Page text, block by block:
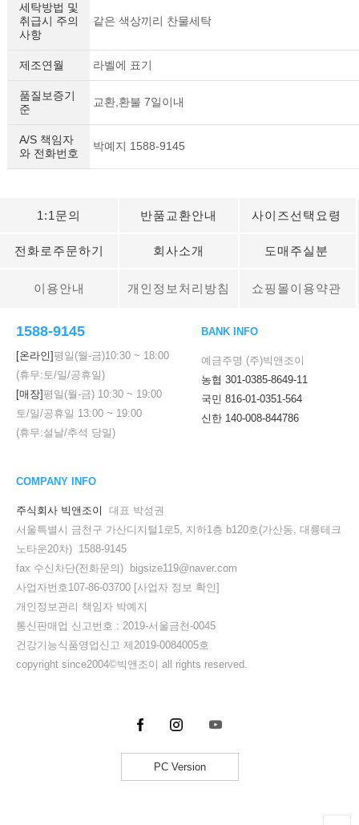
세탁방법 및
취급시 주의
사항
같은 색상끼리 찬물세탁
제조연월 라벨에 표기
품질보증기
준
교환,환불 7일이내
A/S 책임자
와 전화번호
박예지 1588-9145
1:1문의 반품교환안내 사이즈선택요령
전화로주문하기 회사소개 도매주실분
이용안내 개인정보처리방침 쇼핑몰이용약관
1588-9145
[온라인] 평일(월-금)10:30 ~ 18:00
(휴무:토/일/공휴일)
[매장] 평일(월-금) 10:30 ~ 19:00
토/일/공휴일 13:00 ~ 19:00
(휴무:설날/추석 당일)
BANK INFO
예금주명 (주)빅앤조이
농협 301-0385-8649-11
국민 816-01-0351-564
신한 140-008-844786
COMPANY INFO
주식회사 빅앤조이
대표 박성권
서울특별시 금천구 가산디지털1로5, 지하1층 b120호(가산동, 대륭테크
노타운20차) 1588-9145
fax 수신차단(전화문의) bigsize119@naver.com
사업자번호107-86-03700 [사업자 정보 확인]
개인정보관리 책임자 박예지
통신판매업 신고번호 : 2019-서울금천-0045
건강기능식품영업신고 제2019-0084005호
copyright since2004©빅앤조이 all rights reserved.
PC Version